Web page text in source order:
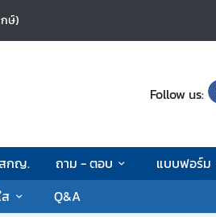
ษ์)
Follow us:
กญ. ถาม - ตอบ แบบฟอร์ม
Q&A